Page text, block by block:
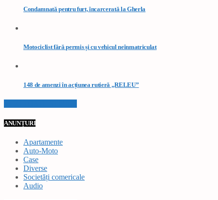
Condamnată pentru furt, încarcerată la Gherla
Motociclist fără permis și cu vehicul neînmatriculat
148 de amenzi în acțiunea rutieră „RELEU”
ANUNȚURI
Apartamente
Auto-Moto
Case
Diverse
Societăți comericale
Audio